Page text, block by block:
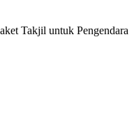
Takjil untuk Pengendara